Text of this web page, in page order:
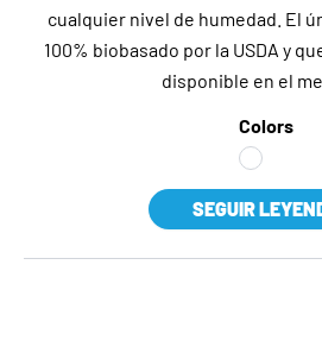
cualquier nivel de humedad. El
100% biobasado por la USDA y
disponible en el
Colors
SEGUIR